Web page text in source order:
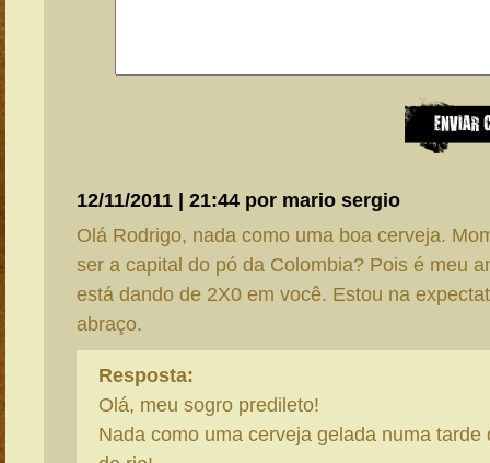
12/11/2011 | 21:44 por mario sergio
Olá Rodrigo, nada como uma boa cerveja.
ser a capital do pó da Colombia? Pois é meu
está dando de 2X0 em você. Estou na
abraço.
Resposta:
Olá, meu sogro predileto!
Nada como uma cerveja gelada numa tarde